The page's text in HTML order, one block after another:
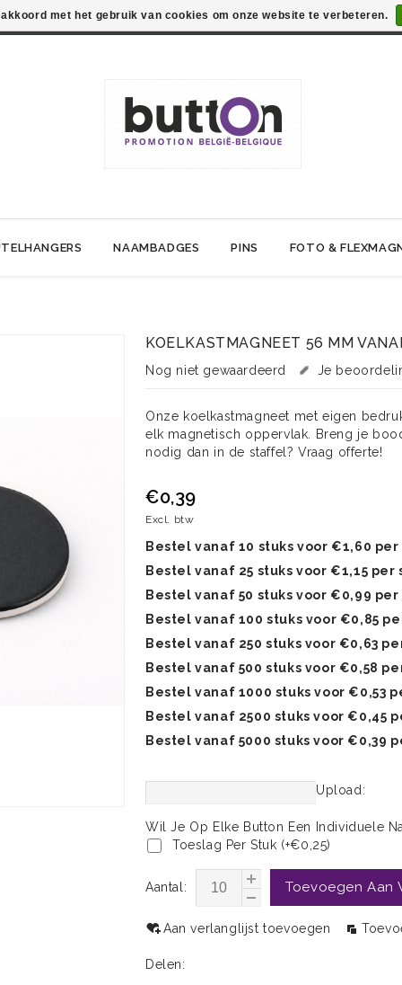
NAAMBADGES PINS FOTO &
KOELKASTMAGNEET 56 MM
Nog niet gewaardeerd Je
Onze koelkastmagneet met eigen
elk magnetisch oppervlak. Breng je
nodig dan in de staffel? Vraag offerte!
€0,39
Excl. btw
Bestel vanaf 10 stuks voor €1,60 per
Bestel vanaf 25 stuks voor €1,15 per
Bestel vanaf 50 stuks voor €0,99 per
Bestel vanaf 100 stuks voor €0,85
Bestel vanaf 250 stuks voor €0,63
Bestel vanaf 500 stuks voor €0,58
Bestel vanaf 1000 stuks voor €0,53
Bestel vanaf 2500 stuks voor €0,45
Bestel vanaf 5000 stuks voor €0,39
Upload:
Wil Je Op Elke Button Een Individuele
Toeslag Per Stuk (+€0,25)
Aantal: Toevoegen Aan
Aan verlanglijst toevoegen
Delen:
met het gebruik van cookies om onze website te verbeteren.